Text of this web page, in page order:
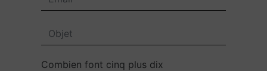
Combien font cinq plus dix